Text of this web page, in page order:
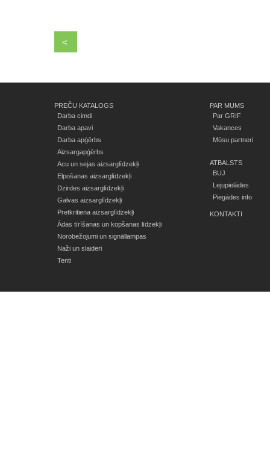
<
PREČU KATALOGS
Darba cimdi
Darba apavi
Darba apģērbs
Aizsargapģērbs
Acu un sejas aizsarglīdzekļi
Elpošanas aizsarglīdzekļi
Dzirdes aizsarglīdzekļi
Galvas aizsarglīdzekļi
Pretkritiena aizsarglīdzekļi
Ādas tīrīšanas un kopšanas līdzekļi
Norobežojumi un signāllampas
Naži un slaideri
Tenti
PAR MUMS
Par GRIF
Vakances
Mūsu partneri
ATBALSTS
BUJ
Lejupielādes
Piegādes info
KONTAKTI